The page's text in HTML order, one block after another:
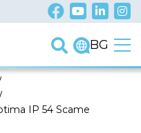
BG
IP 54 Scame